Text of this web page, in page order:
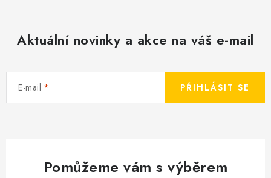
Aktuální novinky a akce na váš e-mail
E-mail PŘIHLÁSIT SE
Pomůžeme vám s výběrem